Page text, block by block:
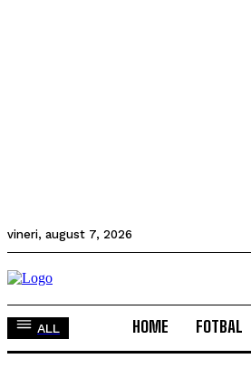
vineri, august 7, 2026
ALL HOME FOTBAL